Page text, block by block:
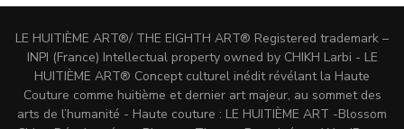
LE HUITIÈME ART®/ THE EIGHTH ART® Registered trademark –
INPI (France) Intellectual property owned by CHIKH Larbi - LE
HUITIÈME ART® Concept culturel inédit révélant la Haute
Couture comme huitième et dernier art majeur, au sommet des
arts de l’humanité - Haute couture : LE HUITIÈME ART -Blossom